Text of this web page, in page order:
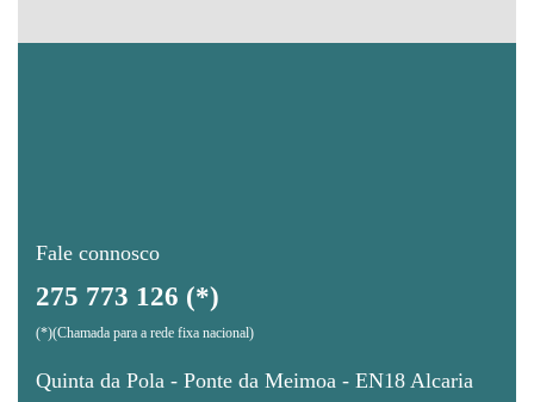
Fale connosco
275 773 126 (*)
(*)(Chamada para a rede fixa nacional)
Quinta da Pola - Ponte da Meimoa - EN18 Alcaria